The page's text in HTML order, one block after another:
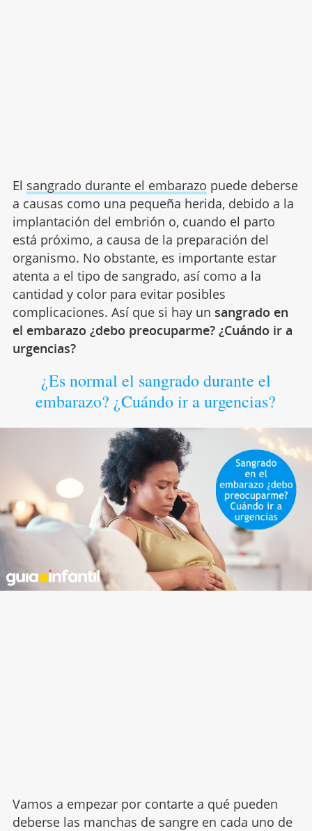
El sangrado durante el embarazo puede deberse
a causas como una pequeña herida, debido a la
implantación del embrión o, cuando el parto
está próximo, a causa de la preparación del
organismo. No obstante, es importante estar
atenta a el tipo de sangrado, así como a la
cantidad y color para evitar posibles
complicaciones. Así que si hay un sangrado en
el embarazo ¿debo preocuparme? ¿Cuándo ir a
urgencias?
¿Es normal el sangrado durante el
embarazo? ¿Cuándo ir a urgencias?
Vamos a empezar por contarte a qué pueden
deberse las manchas de sangre en cada uno de